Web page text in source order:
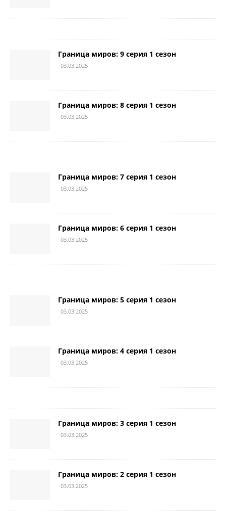
Граница миров: 9 серия 1 сезон
03.03.2025
Граница миров: 8 серия 1 сезон
03.03.2025
Граница миров: 7 серия 1 сезон
03.03.2025
Граница миров: 6 серия 1 сезон
03.03.2025
Граница миров: 5 серия 1 сезон
03.03.2025
Граница миров: 4 серия 1 сезон
03.03.2025
Граница миров: 3 серия 1 сезон
03.03.2025
Граница миров: 2 серия 1 сезон
03.03.2025